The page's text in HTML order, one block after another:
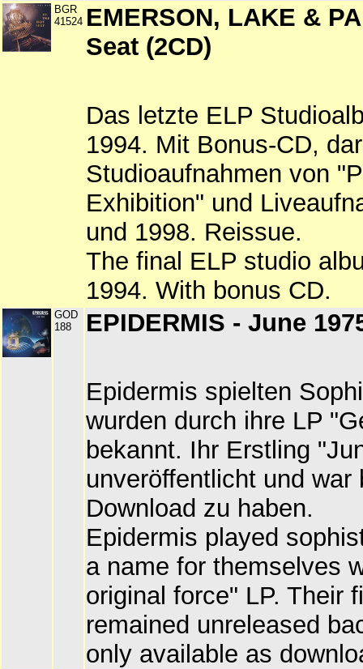
BGR
41524 EMERSON, LAKE &
Seat (2CD)
Das letzte ELP
1994. Mit Bonus-CD,
Studioaufnahmen von
Exhibition" und
und 1998. Reissue.
The final ELP studio
1994. With bonus CD.
GOD
188
EPIDERMIS - June
Epidermis spielten
wurden durch ihre LP
bekannt. Ihr Erstling
unveröffentlicht und war
Download zu haben.
Epidermis played
a name for themselves
original force" LP. Their
remained unreleased
only available as